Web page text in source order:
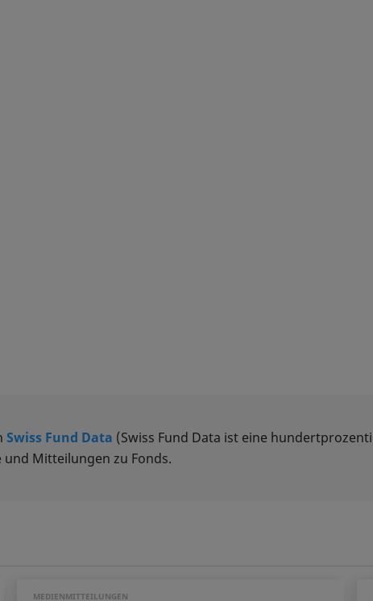
Swiss Fund Data (Swiss Fund Data ist eine
und Mitteilungen zu Fonds.
MEDIENMITTEILUNGEN